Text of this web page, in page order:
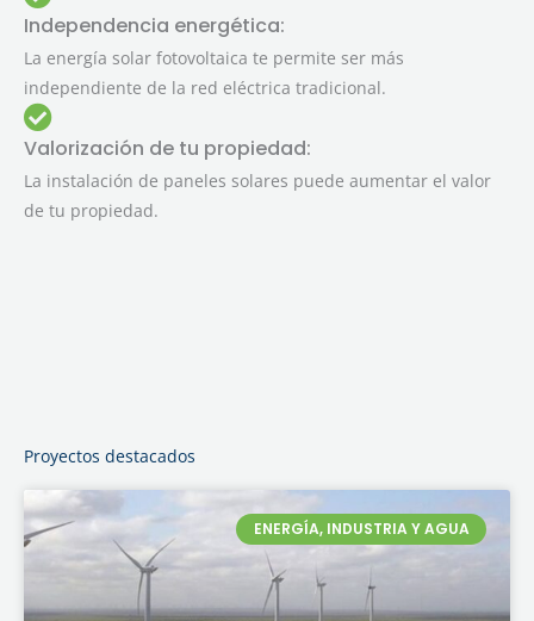
Independencia energética:
La energía solar fotovoltaica te permite ser más
independiente de la red eléctrica tradicional.
Valorización de tu propiedad:
La instalación de paneles solares puede aumentar el valor
de tu propiedad.
Proyectos destacados
ENERGÍA, INDUSTRIA Y AGUA